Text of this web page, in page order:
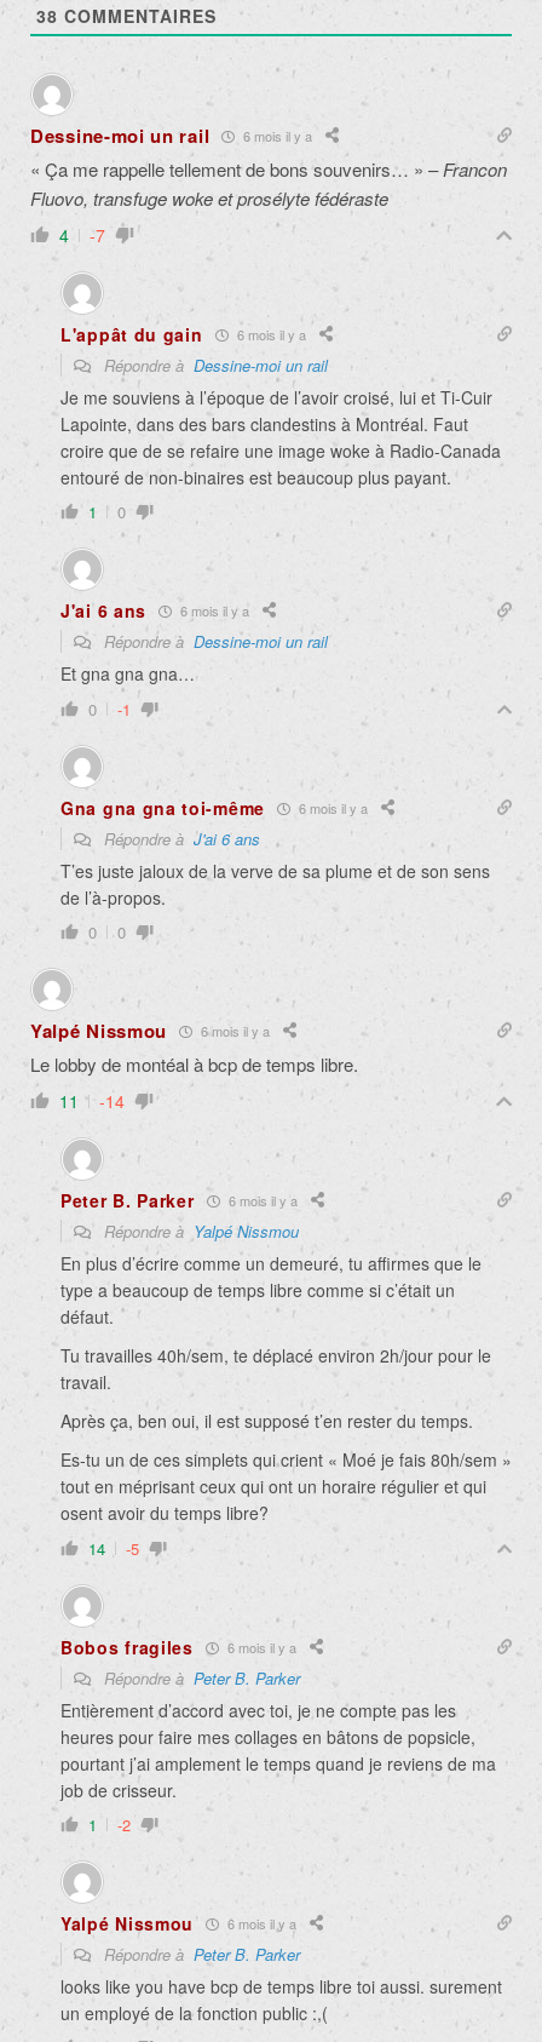
38 COMMENTAIRES
Dessine-moi un rail 6 mois il y a
« Ça me rappelle tellement de bons souvenirs… » –Francon
Fluovo, transfuge woke et prosélyte fédéraste
4 -7
L'appât du gain 6 mois il y a
Répondre à Dessine-moi un rail
Je me souviens à l’époque de l’avoir croisé, lui et Ti-Cuir
Lapointe, dans des bars clandestins à Montréal. Faut
croire que de se refaire une image woke à Radio-Canada
entouré de non-binaires est beaucoup plus payant.
1 0
J'ai 6 ans 6 mois il y a
Répondre à Dessine-moi un rail
Et gna gna gna…
0 -1
Gna gna gna toi-même 6 mois il y a
Répondre à J'ai 6 ans
T’es juste jaloux de la verve de sa plume et de son sens
de l’à-propos.
0 0
Yalpé Nissmou 6 mois il y a
Le lobby de montéal à bcp de temps libre.
11 -14
Peter B. Parker 6 mois il y a
Répondre à Yalpé Nissmou
En plus d’écrire comme un demeuré, tu affirmes que le
type a beaucoup de temps libre comme si c’était un
défaut.
Tu travailles 40h/sem, te déplacé environ 2h/jour pour le
travail.
Après ça, ben oui, il est supposé t’en rester du temps.
Es-tu un de ces simplets qui crient « Moé je fais 80h/sem »
tout en méprisant ceux qui ont un horaire régulier et qui
osent avoir du temps libre?
14 -5
Bobos fragiles 6 mois il y a
Répondre à Peter B. Parker
Entièrement d’accord avec toi, je ne compte pas les
heures pour faire mes collages en bâtons de popsicle,
pourtant j’ai amplement le temps quand je reviens de ma
job de crisseur.
1 -2
Yalpé Nissmou 6 mois il y a
Répondre à Peter B. Parker
looks like you have bcp de temps libre toi aussi. surement
un employé de la fonction public :,(